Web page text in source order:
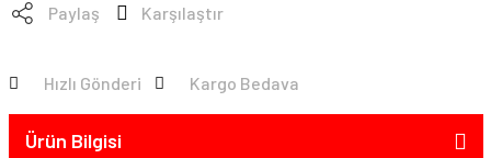
Paylaş Karşılaştır
Hızlı Gönderi Kargo Bedava
Ürün Bilgisi